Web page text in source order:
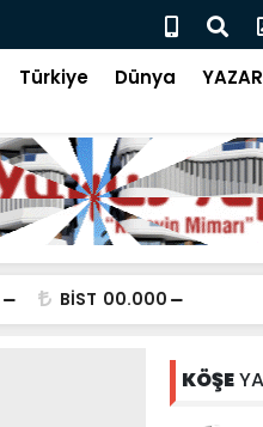
Endüstriyel Çay
Türkiye Dünya
BİST 00.000
KÖŞE